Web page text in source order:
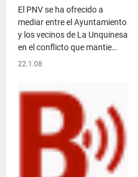
El PNV se ha ofrecido a
mediar entre el Ayuntamiento
y los vecinos de La Unquinesa
en el conflicto que mantie…
22.1.08